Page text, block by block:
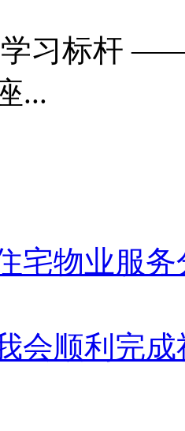
习标杆
...
宅物业服
会顺利完